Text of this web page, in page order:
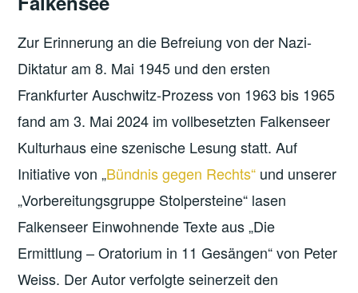
Zur Erinnerung an die Befreiung von der Nazi-
Diktatur am 8. Mai 1945 und den ersten
Frankfurter Auschwitz-Prozess von 1963 bis 1965
fand am 3. Mai 2024 im vollbesetzten Falkenseer
Kulturhaus eine szenische Lesung statt. Auf
Initiative von „Bündnis gegen Rechts“ und unserer
„Vorbereitungsgruppe Stolpersteine“ lasen
Falkenseer Einwohnende Texte aus „Die
Ermittlung – Oratorium in 11 Gesängen“ von Peter
Weiss. Der Autor verfolgte seinerzeit den